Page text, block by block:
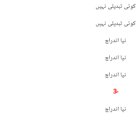
کوئی تبدیلی نہیں
کوئی تبدیلی نہیں
نیا اندراج
نیا اندراج
نیا اندراج
-3
نیا اندراج